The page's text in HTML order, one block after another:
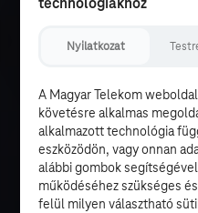
Nyilatkozat
A Magyar Telekom
követésre alkalmas
alkalmazott technológia
eszközödön, vagy onnan
alábbi gombok
működéséhez szükséges
felül milyen választható